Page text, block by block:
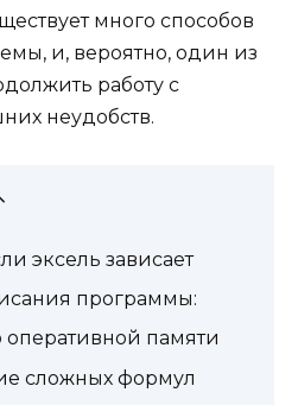
много способов
и, вероятно, один из
работу с
неудобств.
эксель зависает
программы:
оперативной памяти
сложных формул